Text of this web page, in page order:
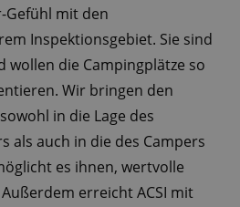
Gefühl mit den
Inspektionsgebiet. Sie sind
wollen die Campingplätze so
Wir bringen den
in die Lage des
als auch in die des Campers
es ihnen, wertvolle
erreicht ACSI mit